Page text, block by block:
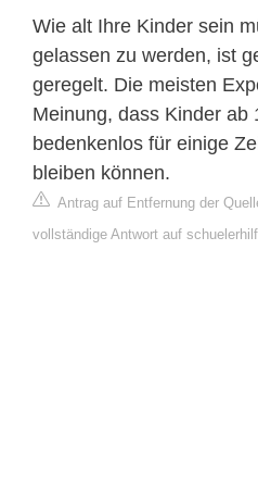
Wie alt Ihre Kinder sein
gelassen zu werden, ist
geregelt. Die meisten
Meinung, dass Kinder ab
bedenkenlos für einige
bleiben können.
Antrag auf Entfernung der
vollständige Antwort auf